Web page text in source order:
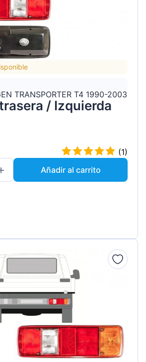
TRANSPORTER T4 1990-2003
/ Izquierda
(1)
Añadir al carrito